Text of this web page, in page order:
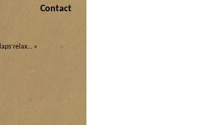
Contact
relax… »